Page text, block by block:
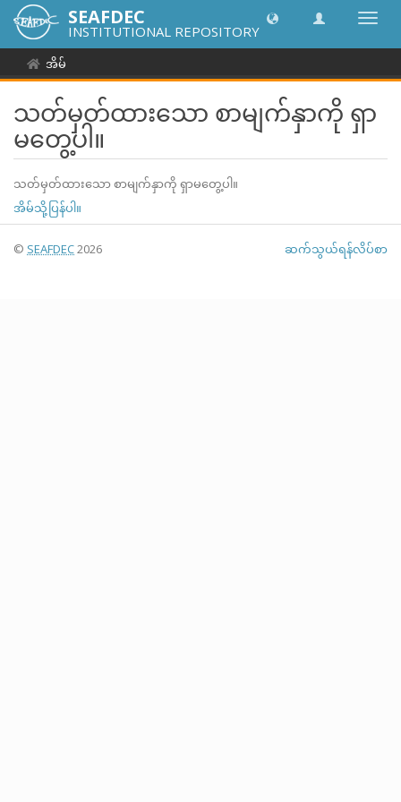
အညွှန်
ပြောင်း
SEAFDEC
INSTITUTIONAL REPOSITORY
အိမ်
သတ်မှတ်ထားသော စာမျက်နှာကို ရှာ
မတွေ့ပါ။
သတ်မှတ်ထားသော စာမျက်နှာကို ရှာမတွေ့ပါ။
အိမ်သို့ပြန်ပါ။
© SEAFDEC2026 ဆက်သွယ်ရန်လိပ်စာ